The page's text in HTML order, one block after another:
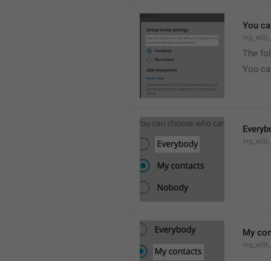
You
The
You
My